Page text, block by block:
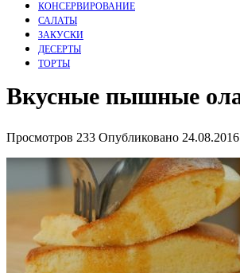
КОНСЕРВИРОВАНИЕ
САЛАТЫ
ЗАКУСКИ
ДЕСЕРТЫ
ТОРТЫ
Вкусные пышные
Просмотров 233 Опубликовано 24.08.2016